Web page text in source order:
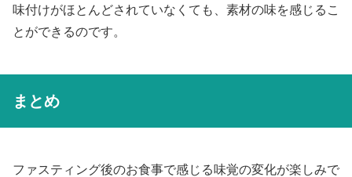
味付けがほとんどされていなくても、素材の味を感じるこ
とができるのです。
まとめ
ファスティング後のお食事で感じる味覚の変化が楽しみで